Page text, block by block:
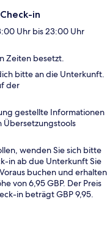
in
Uhr bis 23:00 Uhr
Zeiten besetzt.
bitte an die Unterkunft.
der
gestellte Informationen
Übersetzungstools
wenden Sie sich bitte
in ab due Unterkunft Sie
buchen und erhalten
von 6,95 GBP. Der Preis
in beträgt GBP 9,95.